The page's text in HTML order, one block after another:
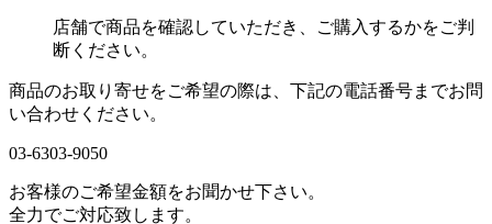
店舗で商品を確認していただき、ご購入するかをご判
断ください。
商品のお取り寄せをご希望の際は、下記の電話番号までお問
い合わせください。
03-6303-9050
お客様のご希望金額をお聞かせ下さい。
全力でご対応致します。